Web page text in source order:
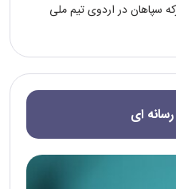
سپاهان در اردوی تیم ملی
ای